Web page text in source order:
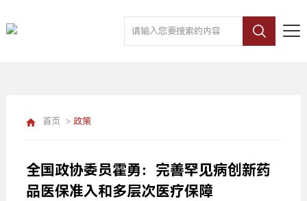
首页 > 政策
全国政协委员霍勇：完善罕见病创新药
品医保准入和多层次医疗保障